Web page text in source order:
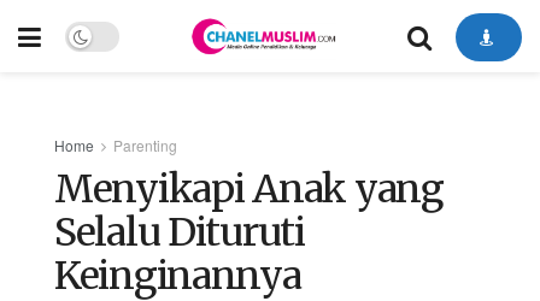
Home Parenting
Menyikapi Anak yang
Selalu Dituruti
Keinginannya